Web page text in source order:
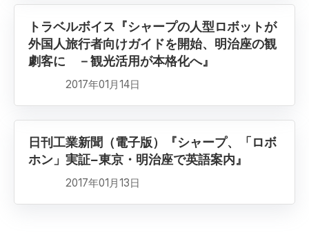
トラベルボイス『シャープの人型ロボットが
外国人旅行者向けガイドを開始、明治座の観
劇客に －観光活用が本格化へ』
2017年01月14日
日刊工業新聞（電子版）『シャープ、「ロボ
ホン」実証−東京・明治座で英語案内』
2017年01月13日